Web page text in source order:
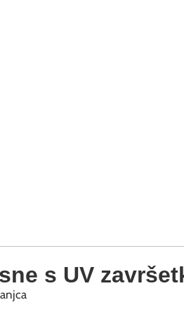
s UV